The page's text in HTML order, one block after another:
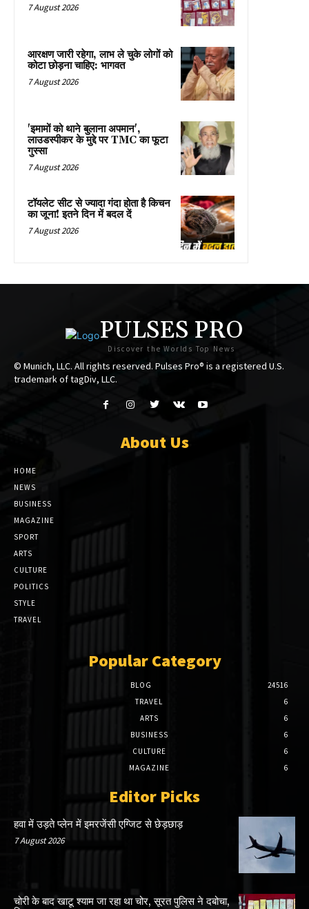
7 August 2026
आरक्षण जारी रहेगा, लाभ ले चुके लोगों को
कोटा छोड़ना चाहिए: भागवत
7 August 2026
'इमामों को थाने बुलाना अपमान',
लाउडस्पीकर के मुद्दे पर TMC का फूटा
गुस्सा
7 August 2026
टॉयलेट सीट से ज्यादा गंदा होता है किचन
का जूना! इतने दिन में बदल दें
7 August 2026
PULSES PRO
Discover the Worlds Top News
© Munich, LLC. All rights reserved. Pulses Pro® is a registered U.S.
trademark of tagDiv, LLC.
About Us
HOME
NEWS
BUSINESS
MAGAZINE
SPORT
ARTS
CULTURE
POLITICS
STYLE
TRAVEL
Popular Category
BLOG
24516
TRAVEL
6
ARTS
6
BUSINESS
6
CULTURE
6
MAGAZINE
6
Editor Picks
हवा में उड़ते प्लेन में इमरजेंसी एग्जिट से छेड़छाड़
7 August 2026
चोरी के बाद खाटू श्याम जा रहा था चोर, सूरत पुलिस ने दबोचा,